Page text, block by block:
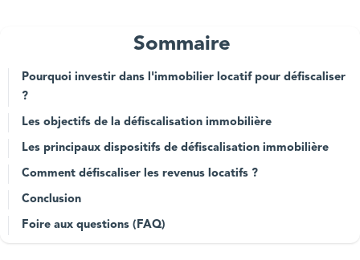
Sommaire
Pourquoi investir dans l'immobilier locatif pour défiscaliser
?
Les objectifs de la défiscalisation immobilière
Les principaux dispositifs de défiscalisation immobilière
Comment défiscaliser les revenus locatifs ?
Conclusion
Foire aux questions (FAQ)